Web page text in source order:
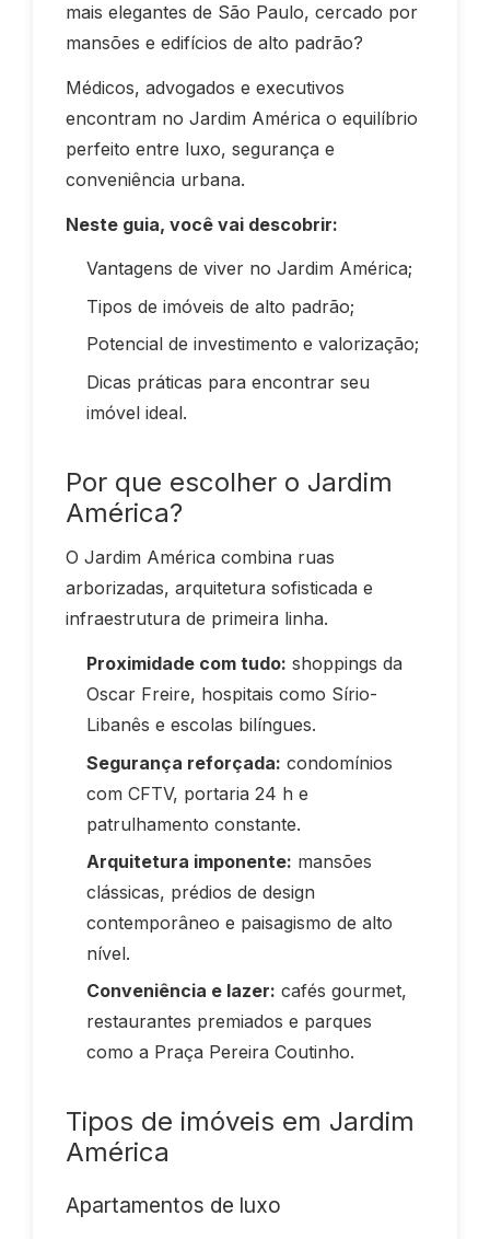
mais elegantes de São Paulo, cercado por
mansões e edifícios de alto padrão?
Médicos, advogados e executivos
encontram no Jardim América o equilíbrio
perfeito entre luxo, segurança e
conveniência urbana.
Neste guia, você vai descobrir:
Vantagens de viver no Jardim América;
Tipos de imóveis de alto padrão;
Potencial de investimento e valorização;
Dicas práticas para encontrar seu
imóvel ideal.
Por que escolher o Jardim
América?
O Jardim América combina ruas
arborizadas, arquitetura sofisticada e
infraestrutura de primeira linha.
Proximidade com tudo: shoppings da
Oscar Freire, hospitais como Sírio-
Libanês e escolas bilíngues.
Segurança reforçada: condomínios
com CFTV, portaria 24 h e
patrulhamento constante.
Arquitetura imponente: mansões
clássicas, prédios de design
contemporâneo e paisagismo de alto
nível.
Conveniência e lazer: cafés gourmet,
restaurantes premiados e parques
como a Praça Pereira Coutinho.
Tipos de imóveis em Jardim
América
Apartamentos de luxo